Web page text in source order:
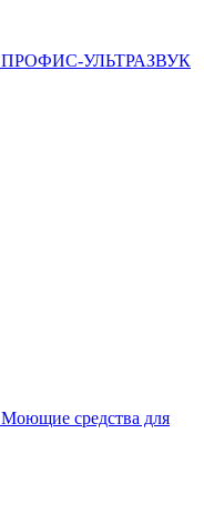
ПРОФИС-УЛЬТРАЗВУК
Моющие средства для